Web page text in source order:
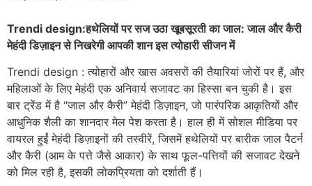
Trendi design:हथेलियों पर सज उठा खूबसूरती का जाल: जाल और कैरी
मेहंदी डिज़ाइन से निखरेगी आपकी शान इस त्योहारी सीजन में
Trendi design : त्योहारों और खास अवसरों की तैयारियां जोरों पर हैं, और
महिलाओं के लिए मेहंदी एक अनिवार्य सजावट का हिस्सा बन चुकी है। इस
बार ट्रेंड में है “जाल और कैरी” मेहंदी डिज़ाइन, जो पारंपरिक आकृतियों और
आधुनिक शैली का शानदार मेल पेश करता है। हाल ही में सोशल मीडिया पर
वायरल हुईं मेहंदी डिज़ाइनों की तस्वीरें, जिसमें हथेलियों पर बारीक जाल पैटर्न
और कैरी (आम के पत्ते जैसे आकार) के साथ फूल-पत्तियों की सजावट देखने
को मिल रही है, इसकी लोकप्रियता को दर्शाती हैं।